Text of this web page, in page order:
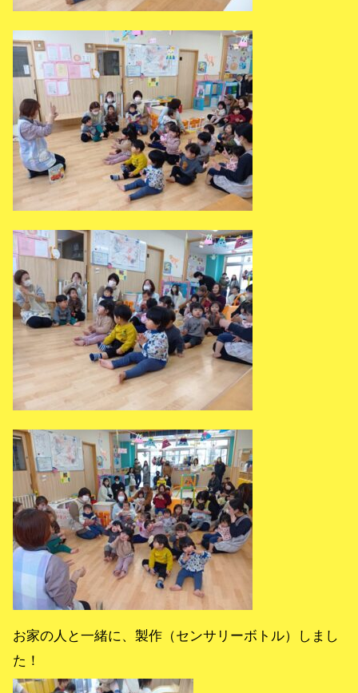
お家の人と一緒に、製作（センサリーボトル）しまし
た！